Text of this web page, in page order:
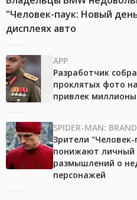
"Человек-паук: Новый
дисплеях авто
APP
Разработчик
проклятых фото
привлек
SPIDER-MAN:
Зрители
понижают личный
размышлений о
персонажей